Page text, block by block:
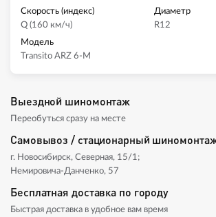
Скорость (индекс)
Q (160 км/ч)
Диаметр
R12
Модель
Transito ARZ 6-M
Выездной шиномонтаж
Переобуться сразу на месте
Самовывоз / стационарный
г. Новосибирск, Северная, 15/1;
Немировича-Данченко, 57
Бесплатная доставка по городу
Быстрая доставка в удобное вам время